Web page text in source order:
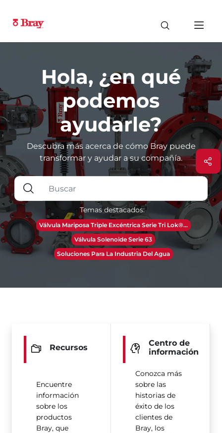
Hola, ¿en qué
podemos
ayudarle?
Descubra más acerca de cómo Bray puede
transformar y ayudar a su compañía.
Temas destacados:
Válvula Mariposa Triple Excéntrica Serie Tri Lok®​​​​​​​...
Válvula Solenoide Serie 63
Soluciones Para La Industria Del Agua
Recursos
Encuentre
información
sobre los
productos
Bray, que
Centro de
información
Conozca más
sobre las
historias de
éxito de los
clientes de
Bray, los